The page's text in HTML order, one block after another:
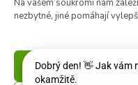
Na vašem soukromí nám
nezbytné, jiné pomáhají